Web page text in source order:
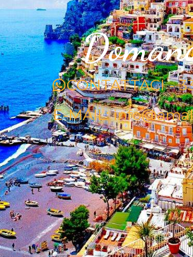
CONTATTACI -
E-MAIL: